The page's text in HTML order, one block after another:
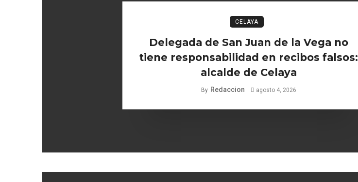
CELAYA
Delegada de San Juan de la Vega no
tiene responsabilidad en recibos falsos:
alcalde de Celaya
By Redaccion agosto 4, 2026